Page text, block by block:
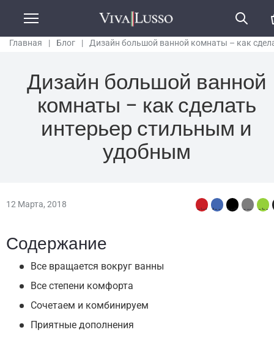
Главная | Блог |
Дизайн большой ванной комнаты – как
Дизайн большой ванной
комнаты – как сделать
интерьер стильным и
удобным
12 Марта, 2018
Содержание
Все вращается вокруг ванны
Все степени комфорта
Сочетаем и комбинируем
Приятные дополнения